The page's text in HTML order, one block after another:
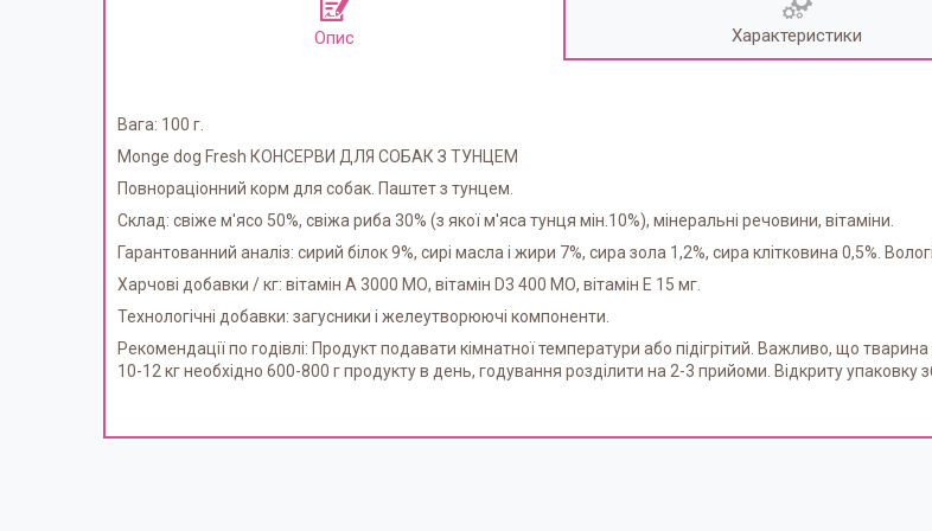
Опис Характеристики
Вага: 100 г.
Monge dog Fresh КОНСЕРВИ ДЛЯ СОБАК З ТУНЦЕМ
Повнораціонний корм для собак. Паштет з тунцем.
Склад: свіже м'ясо 50%, свіжа риба 30% (з якої м'яса тунця мін.10%), мінеральні речовини, вітаміни.
Гарантованний аналіз: сирий білок 9%, сирі масла і жири 7%, сира зола 1,2%, сира клітковина 0,5%.
Харчові добавки / кг: вітамін А 3000 МО, вітамін D3 400 МО, вітамін Е 15 мг.
Технологічні добавки: загусники і желеутворюючі компоненти.
Рекомендації по годівлі: Продукт подавати кімнатної температури або підігрітий. Важливо, що
10-12 кг необхідно 600-800 г продукту в день, годування розділити на 2-3 прийоми. Відкриту упаковку